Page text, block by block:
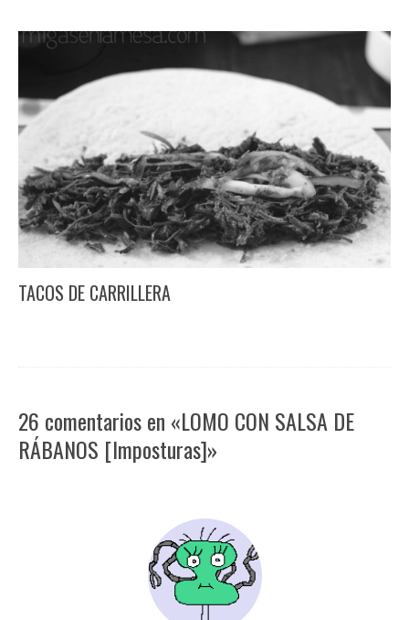
TACOS DE CARRILLERA
26 comentarios en «LOMO CON SALSA DE
RÁBANOS [Imposturas]»